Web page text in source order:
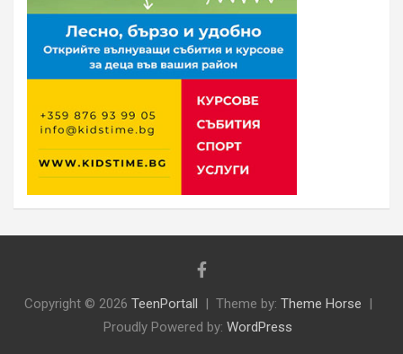
Copyright © 2026 TeenPortall Theme by: Theme Horse
Proudly Powered by: WordPress